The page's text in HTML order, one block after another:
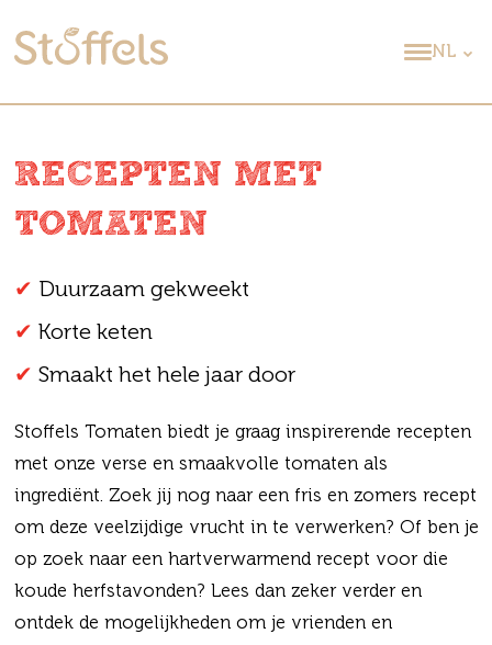
NL
RECEPTEN MET
TOMATEN
✔ Duurzaam gekweekt
✔ Korte keten
✔ Smaakt het hele jaar door
Stoffels Tomaten biedt je graag inspirerende recepten
met onze verse en smaakvolle tomaten als
ingrediënt. Zoek jij nog naar een fris en zomers recept
om deze veelzijdige vrucht in te verwerken? Of ben je
op zoek naar een hartverwarmend recept voor die
koude herfstavonden? Lees dan zeker verder en
ontdek de mogelijkheden om je vrienden en